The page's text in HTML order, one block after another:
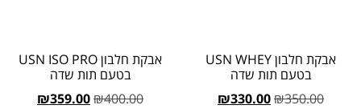
אבקת חלבון USN WHEY
בטעם תות שדה
₪350.00
₪330.00
אבקת חלבון USN ISO PRO
בטעם תות שדה
₪400.00
₪359.00